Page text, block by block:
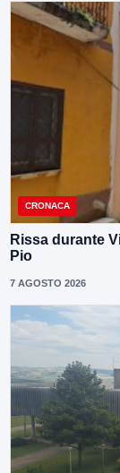
CRONACA
Rissa durante
Pio
7 AGOSTO 2026